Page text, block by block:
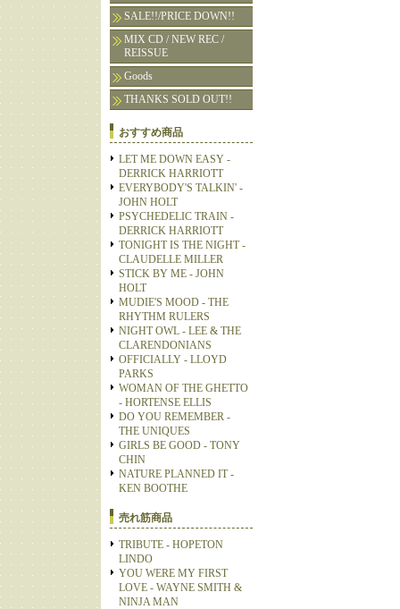
SALE!!/PRICE DOWN!!
MIX CD / NEW REC /
REISSUE
Goods
THANKS SOLD OUT!!
おすすめ商品
LET ME DOWN EASY -
DERRICK HARRIOTT
EVERYBODY'S TALKIN' -
JOHN HOLT
PSYCHEDELIC TRAIN -
DERRICK HARRIOTT
TONIGHT IS THE NIGHT -
CLAUDELLE MILLER
STICK BY ME - JOHN
HOLT
MUDIE'S MOOD - THE
RHYTHM RULERS
NIGHT OWL - LEE & THE
CLARENDONIANS
OFFICIALLY - LLOYD
PARKS
WOMAN OF THE GHETTO
- HORTENSE ELLIS
DO YOU REMEMBER -
THE UNIQUES
GIRLS BE GOOD - TONY
CHIN
NATURE PLANNED IT -
KEN BOOTHE
売れ筋商品
TRIBUTE - HOPETON
LINDO
YOU WERE MY FIRST
LOVE - WAYNE SMITH &
NINJA MAN